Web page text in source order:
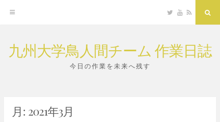
Skip
Twitter
YouTube
RSS
九州大学鳥人間チーム 作業日誌
今日の作業を未来へ残す
月: 2021年3月